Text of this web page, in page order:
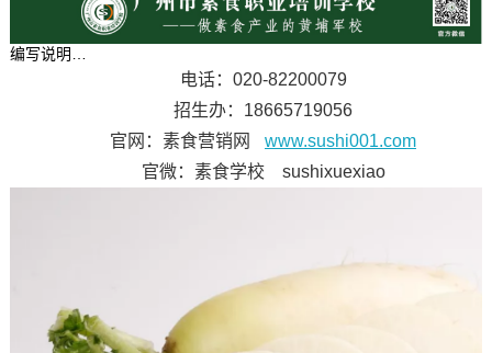
编写说明…
电话：020-82200079
招生办：18665719056
官网：素食营销网
www.sushi001.com
官微：素食学校 sushixuexiao